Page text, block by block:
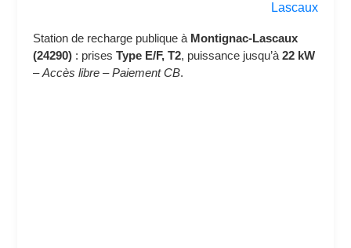
Lascaux
Station de recharge publique à Montignac-Lascaux
(24290) : prisesType E/F, T2, puissance jusqu’à22 kW
–Accès libre –Paiement CB.